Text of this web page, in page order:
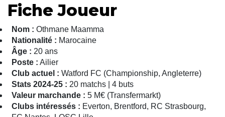
Fiche Joueur
Nom : Othmane Maamma
Nationalité : Marocaine
Âge : 20 ans
Poste : Ailier
Club actuel : Watford FC (Championship, Angleterre)
Stats 2024-25 : 20 matchs | 4 buts
Valeur marchande : 5 M€ (Transfermarkt)
Clubs intéressés : Everton, Brentford, RC Strasbourg,